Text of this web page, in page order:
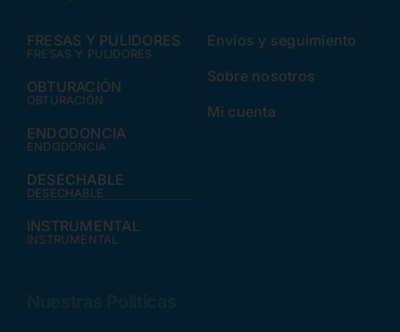
FRESAS Y PULIDORES
FRESAS Y PULIDORES
OBTURACIÓN
OBTURACIÓN
ENDODONCIA
ENDODONCIA
DESECHABLE
DESECHABLE
INSTRUMENTAL
INSTRUMENTAL
Envíos y seguimiento
Sobre nosotros
Mi cuenta